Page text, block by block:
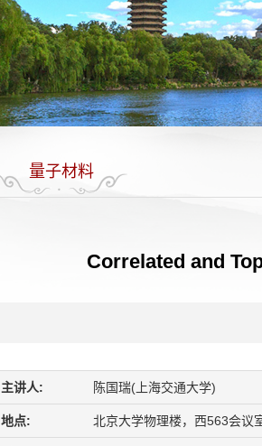
量子材料
Correlated and
主讲人: 陈国瑞(上海交通大学)
地点: 北京大学物理楼，西563会议